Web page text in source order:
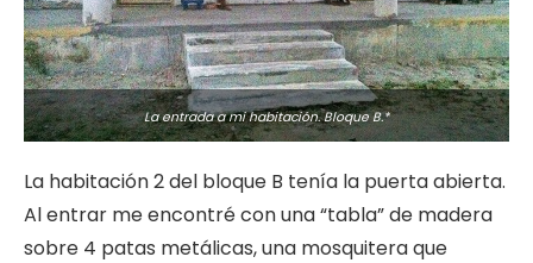
La entrada a mi habitación. Bloque B.*
La habitación 2 del bloque B tenía la puerta abierta.
Al entrar me encontré con una “tabla” de madera
sobre 4 patas metálicas, una mosquitera que